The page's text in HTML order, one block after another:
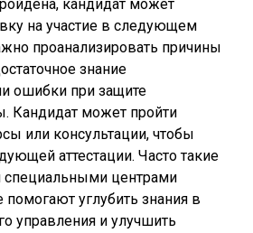
кандидат может
на участие в следующем
проанализировать причины
знание
ошибки при защите
Кандидат может пройти
или консультации, чтобы
аттестации. Часто такие
специальными центрами
помогают углубить знания в
управления и улучшить